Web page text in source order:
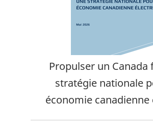
Propulser un Canada
stratégie nationale
économie